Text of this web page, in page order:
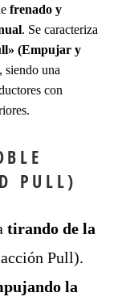
frenado y
. Se caracteriza
(Empujar y
siendo una
con
PULL)
tirando de la
Pull).
la